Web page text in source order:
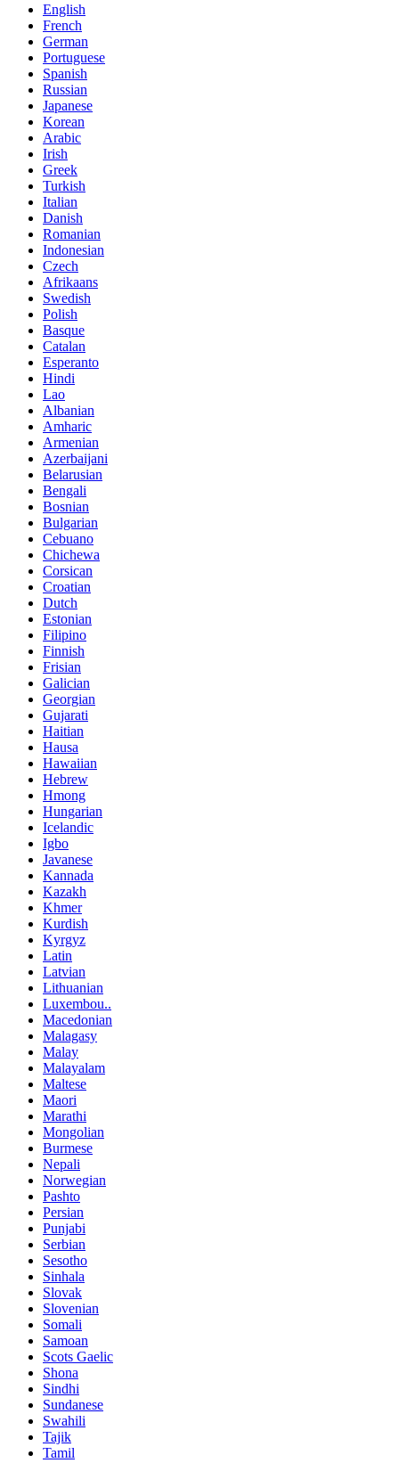
English
French
German
Portuguese
Spanish
Russian
Japanese
Korean
Arabic
Irish
Greek
Turkish
Italian
Danish
Romanian
Indonesian
Czech
Afrikaans
Swedish
Polish
Basque
Catalan
Esperanto
Hindi
Lao
Albanian
Amharic
Armenian
Azerbaijani
Belarusian
Bengali
Bosnian
Bulgarian
Cebuano
Chichewa
Corsican
Croatian
Dutch
Estonian
Filipino
Finnish
Frisian
Galician
Georgian
Gujarati
Haitian
Hausa
Hawaiian
Hebrew
Hmong
Hungarian
Icelandic
Igbo
Javanese
Kannada
Kazakh
Khmer
Kurdish
Kyrgyz
Latin
Latvian
Lithuanian
Luxembou..
Macedonian
Malagasy
Malay
Malayalam
Maltese
Maori
Marathi
Mongolian
Burmese
Nepali
Norwegian
Pashto
Persian
Punjabi
Serbian
Sesotho
Sinhala
Slovak
Slovenian
Somali
Samoan
Scots Gaelic
Shona
Sindhi
Sundanese
Swahili
Tajik
Tamil